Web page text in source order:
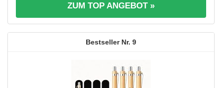
ZUM TOP ANGEBOT »
9